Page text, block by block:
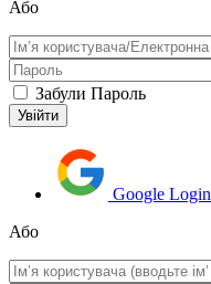
Або
Забули Пароль
Google Login
Або